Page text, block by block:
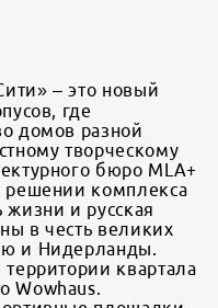
– это новый
где
домов разной
творческому
бюро MLA+
решении комплекса
жизни и русская
в честь великих
и Нидерланды.
территории квартала
Wowhaus.